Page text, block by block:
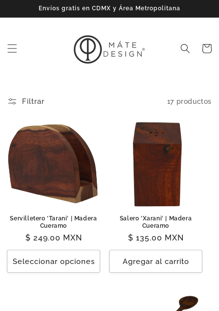
directamente
al contenido
Envíos gratis en CDMX y Área Metropolitana
Carrito
Filtrar 17 productos
Servilletero 'Tarani' | Madera
Cueramo
Precio
habitual
$ 249.00 MXN
Seleccionar opciones
Salero 'Xarani' | Madera
Cueramo
Precio
habitual
$ 135.00 MXN
Agregar al carrito